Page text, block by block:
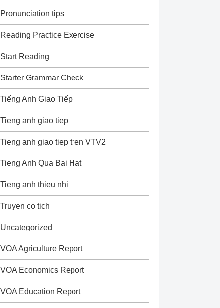
Pronunciation tips
Reading Practice Exercise
Start Reading
Starter Grammar Check
Tiếng Anh Giao Tiếp
Tieng anh giao tiep
Tieng anh giao tiep tren VTV2
Tieng Anh Qua Bai Hat
Tieng anh thieu nhi
Truyen co tich
Uncategorized
VOA Agriculture Report
VOA Economics Report
VOA Education Report